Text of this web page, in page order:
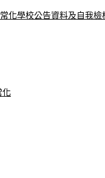
化學校公告資料及自我檢
化